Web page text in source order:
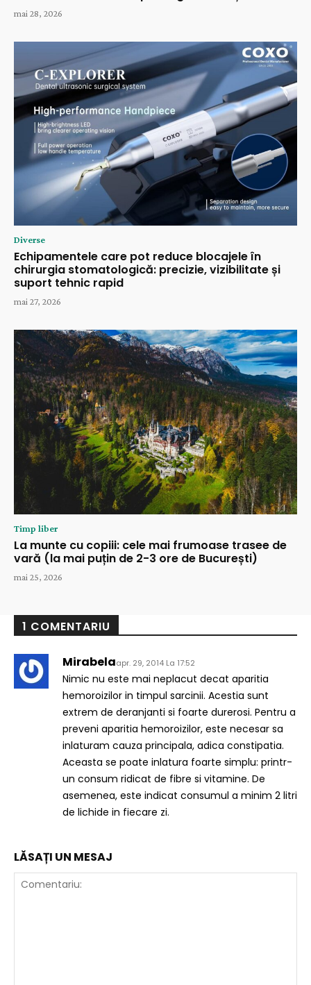
mai 28, 2026
Diverse
Echipamentele care pot reduce blocajele în
chirurgia stomatologică: precizie, vizibilitate și
suport tehnic rapid
mai 27, 2026
Timp liber
La munte cu copiii: cele mai frumoase trasee de
vară (la mai puțin de 2-3 ore de București)
mai 25, 2026
1 COMENTARIU
Mirabelaapr. 29, 2014 La 17:52
Nimic nu este mai neplacut decat aparitia
hemoroizilor in timpul sarcinii. Acestia sunt
extrem de deranjanti si foarte durerosi. Pentru a
preveni aparitia hemoroizilor, este necesar sa
inlaturam cauza principala, adica constipatia.
Aceasta se poate inlatura foarte simplu: printr-
un consum ridicat de fibre si vitamine. De
asemenea, este indicat consumul a minim 2 litri
de lichide in fiecare zi.
LĂSAȚI UN MESAJ